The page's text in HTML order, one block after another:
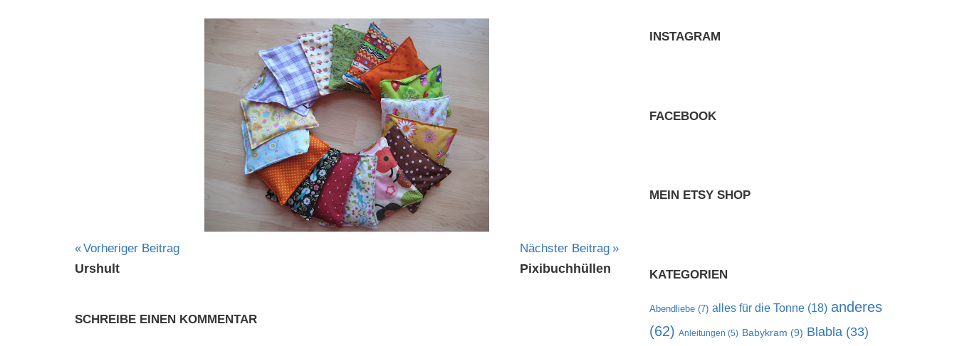
Beitragsnavigation
Vorheriger Beitrag
Urshult
Nächster Beitrag
Pixibuchhüllen
SCHREIBE EINEN KOMMENTAR
INSTAGRAM
FACEBOOK
MEIN ETSY SHOP
KATEGORIEN
Abendliebe(7) alles für die Tonne(18) anderes
(62) Anleitungen (5) Babykram (9) Blabla (33)